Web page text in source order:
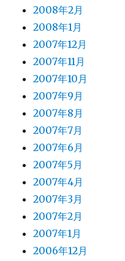
2008年2月
2008年1月
2007年12月
2007年11月
2007年10月
2007年9月
2007年8月
2007年7月
2007年6月
2007年5月
2007年4月
2007年3月
2007年2月
2007年1月
2006年12月